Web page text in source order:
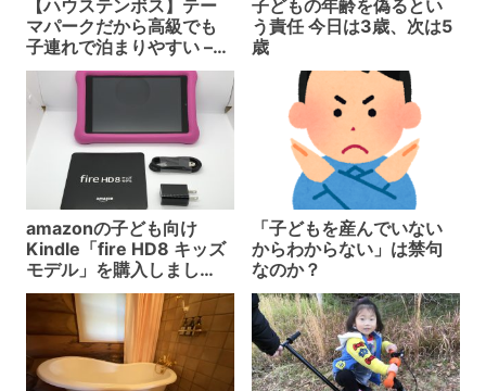
【ハウステンボス】テー
マパークだから高級でも
子連れで泊まりやすい –
ホテルヨーロッパに宿泊
してきました
子どもの年齢を偽るとい
う責任 今日は3歳、次は5
歳
amazonの子ども向け
Kindle「fire HD8 キッズ
モデル」を購入しまし
た。設定から使用開始ま
で解説。
「子どもを産んでいない
からわからない」は禁句
なのか？